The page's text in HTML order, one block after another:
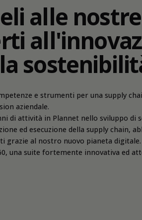
alle
e strumenti per una supply
aziendale.
di attività in Plannet nello sviluppo di
ed esecuzione della supply chain,
grazie al nostro nuovo pianeta digitale.
una suite fortemente innovativa ed